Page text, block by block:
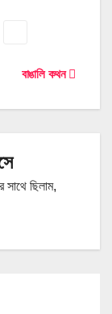
বাঙালি কথন
সাথে ছিলাম,